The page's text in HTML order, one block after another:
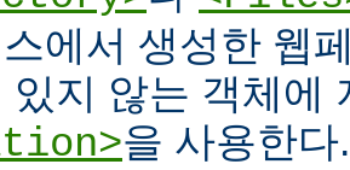
에서 생성한 웹
있지 않는 객체에
을 사용한다.